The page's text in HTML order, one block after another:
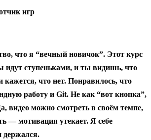
игр
что я “вечный новичок”. Этот курс
ступеньками, и ты видишь, что
кажется, что нет. Понравилось, что
работу и Git. Не как “вот кнопка”,
видео можно смотреть в своём темпе,
— мотивация утекает. Я себе
держался.